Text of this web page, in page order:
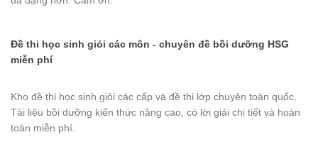
Đề thi học sinh giỏi các môn - chuyên đề bồi dưỡng HSG
miễn phí
Kho đề thi học sinh giỏi các cấp và đề thi lớp chuyên toàn quốc.
Tài liệu bồi dưỡng kiến thức nâng cao, có lời giải chi tiết và hoàn
toàn miễn phí.